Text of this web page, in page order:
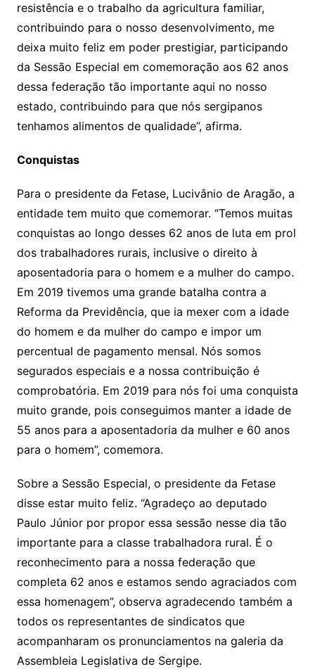
resistência e o trabalho da agricultura familiar,
contribuindo para o nosso desenvolvimento, me
deixa muito feliz em poder prestigiar, participando
da Sessão Especial em comemoração aos 62 anos
dessa federação tão importante aqui no nosso
estado, contribuindo para que nós sergipanos
tenhamos alimentos de qualidade”, afirma.
Conquistas
Para o presidente da Fetase, Lucivânio de Aragão, a
entidade tem muito que comemorar. “Temos muitas
conquistas ao longo desses 62 anos de luta em prol
dos trabalhadores rurais, inclusive o direito à
aposentadoria para o homem e a mulher do campo.
Em 2019 tivemos uma grande batalha contra a
Reforma da Previdência, que ia mexer com a idade
do homem e da mulher do campo e impor um
percentual de pagamento mensal. Nós somos
segurados especiais e a nossa contribuição é
comprobatória. Em 2019 para nós foi uma conquista
muito grande, pois conseguimos manter a idade de
55 anos para a aposentadoria da mulher e 60 anos
para o homem”, comemora.
Sobre a Sessão Especial, o presidente da Fetase
disse estar muito feliz. “Agradeço ao deputado
Paulo Júnior por propor essa sessão nesse dia tão
importante para a classe trabalhadora rural. É o
reconhecimento para a nossa federação que
completa 62 anos e estamos sendo agraciados com
essa homenagem”, observa agradecendo também a
todos os representantes de sindicatos que
acompanharam os pronunciamentos na galeria da
Assembleia Legislativa de Sergipe.